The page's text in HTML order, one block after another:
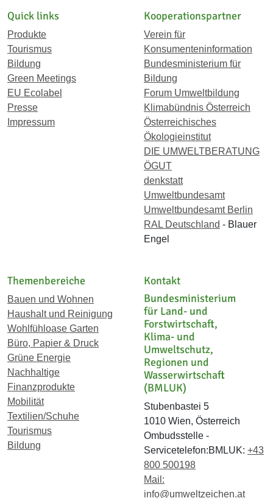
Quick links
Produkte
Tourismus
Bildung
Green Meetings
EU Ecolabel
Presse
Impressum
Kooperationspartner
Verein für
Konsumenteninformation
Bundesministerium für
Bildung
Forum Umweltbildung
Klimabündnis Österreich
Österreichisches
Ökologieinstitut
DIE UMWELTBERATUNG
ÖGUT
denkstatt
Umweltbundesamt
Umweltbundesamt Berlin
RAL Deutschland - Blauer
Engel
Themenbereiche
Bauen und Wohnen
Haushalt und Reinigung
Wohlfühloase Garten
Büro, Papier & Druck
Grüne Energie
Nachhaltige
Finanzprodukte
Mobilität
Textilien/Schuhe
Tourismus
Bildung
Kontakt
Bundesministerium
für Land- und
Forstwirtschaft,
Klima- und
Umweltschutz,
Regionen und
Wasserwirtschaft
(BMLUK)
Stubenbastei 5
1010 Wien, Österreich
Ombudsstelle -
Servicetelefon:BMLUK: +43
800 500198
Mail:
info@umweltzeichen.at